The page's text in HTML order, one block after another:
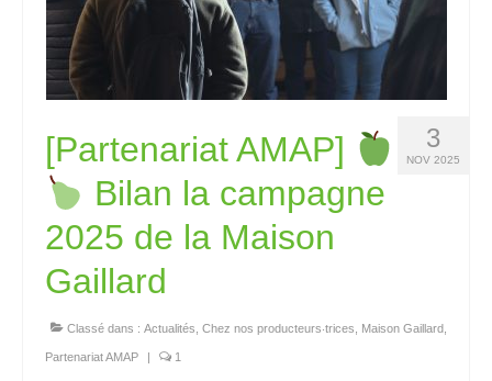
3
NOV 2025
[Partenariat AMAP]
Bilan la campagne
2025 de la Maison
Gaillard
Classé dans : Actualités Chez nos producteurs‧trices Maison Gaillard
Partenariat AMAP 1